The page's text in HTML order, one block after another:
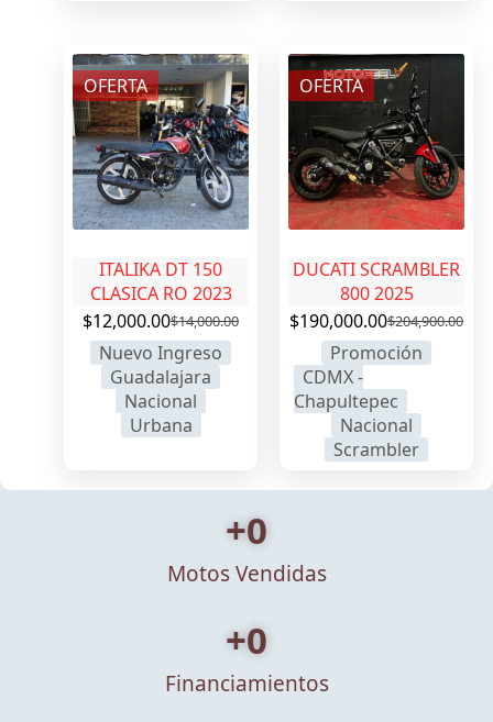
OFERTA
ITALIKA DT 150
CLASICA RO 2023
$14,000.00
$12,000.00
Nuevo Ingreso
Guadalajara
Nacional
Urbana
OFERTA
DUCATI SCRAMBLER
800 2025
$204,900.00
$190,000.00
Promoción
CDMX -
Chapultepec
Nacional
Scrambler
Motos Vendidas
+0
Financiamientos
+0